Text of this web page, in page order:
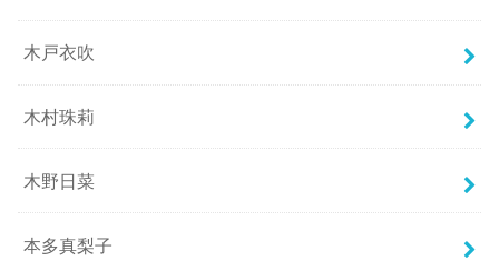
木戸衣吹
木村珠莉
木野日菜
本多真梨子